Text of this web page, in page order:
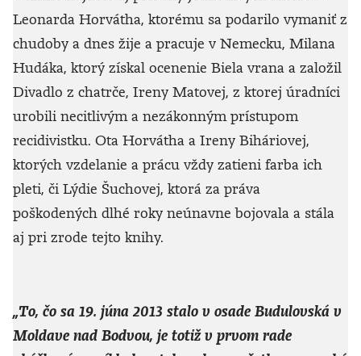
Leonarda Horvátha, ktorému sa podarilo vymaniť z
chudoby a dnes žije a pracuje v Nemecku, Milana
Hudáka, ktorý získal ocenenie Biela vrana a založil
Divadlo z chatrče, Ireny Matovej, z ktorej úradníci
urobili necitlivým a nezákonným prístupom
recidivistku. Ota Horvátha a Ireny Biháriovej,
ktorých vzdelanie a prácu vždy zatieni farba ich
pleti, či Lýdie Šuchovej, ktorá za práva
poškodených dlhé roky neúnavne bojovala a stála
aj pri zrode tejto knihy.
„To, čo sa 19. júna 2013 stalo v osade Budulovská v
Moldave nad Bodvou, je totiž v prvom rade